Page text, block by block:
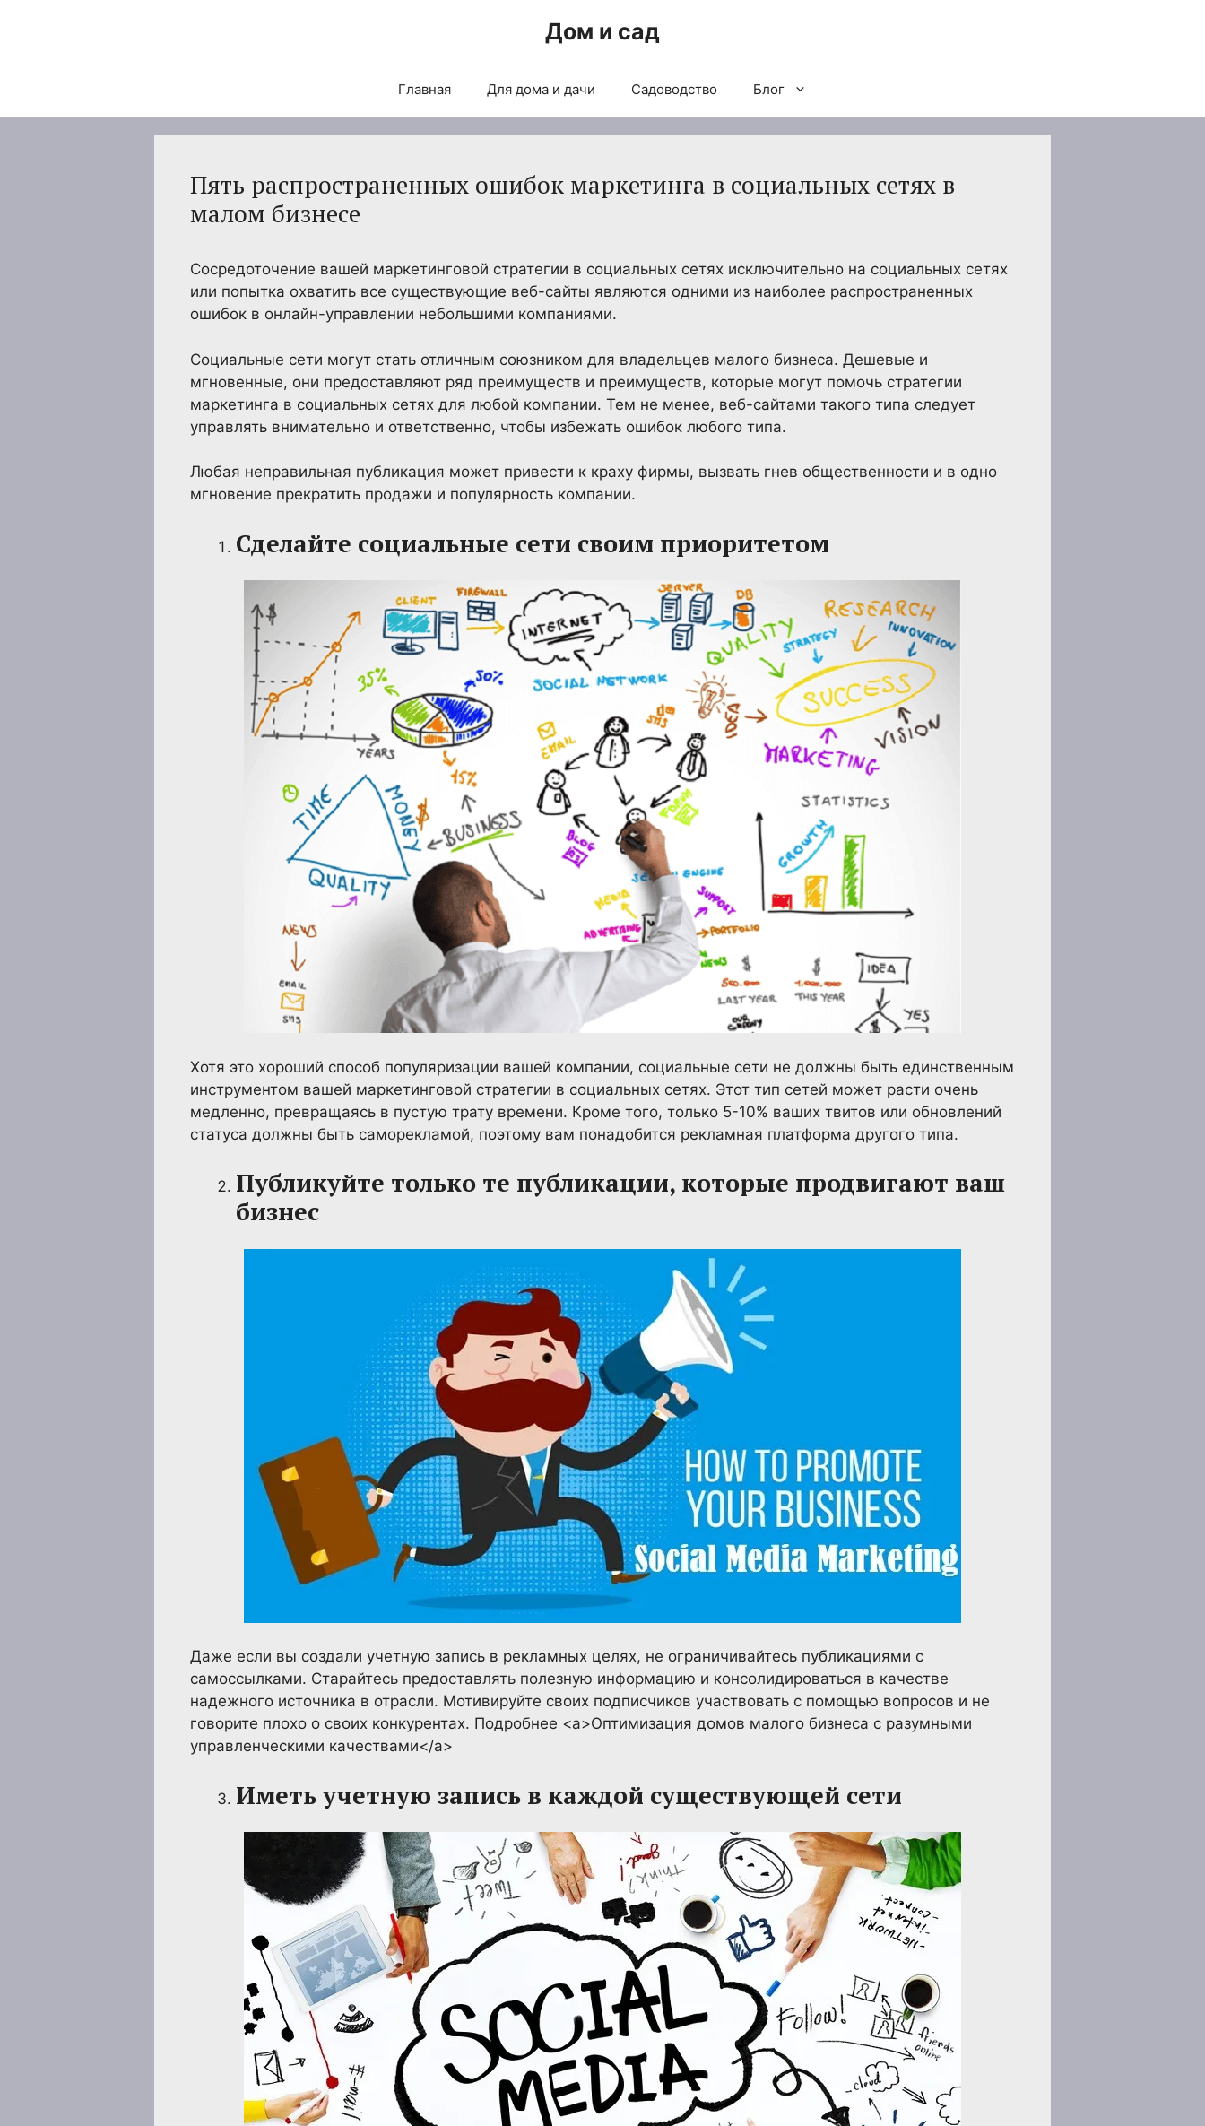
Дом и сад
Главная Для дома и дачи Садоводство Блог
Пять распространенных ошибок маркетинга в социальных сетях в
малом бизнесе
Сосредоточение вашей маркетинговой стратегии в социальных сетях исключительно на социальных сетях
или попытка охватить все существующие веб-сайты являются одними из наиболее распространенных
ошибок в онлайн-управлении небольшими компаниями.
Социальные сети могут стать отличным союзником для владельцев малого бизнеса. Дешевые и
мгновенные, они предоставляют ряд преимуществ и преимуществ, которые могут помочь стратегии
маркетинга в социальных сетях для любой компании. Тем не менее, веб-сайтами такого типа следует
управлять внимательно и ответственно, чтобы избежать ошибок любого типа.
Любая неправильная публикация может привести к краху фирмы, вызвать гнев общественности и в одно
мгновение прекратить продажи и популярность компании.
Сделайте социальные сети своим приоритетом
Хотя это хороший способ популяризации вашей компании, социальные сети не должны быть единственным
инструментом вашей маркетинговой стратегии в социальных сетях. Этот тип сетей может расти очень
медленно, превращаясь в пустую трату времени. Кроме того, только 5-10% ваших твитов или обновлений
статуса должны быть саморекламой, поэтому вам понадобится рекламная платформа другого типа.
Публикуйте только те публикации, которые продвигают ваш
бизнес
Даже если вы создали учетную запись в рекламных целях, не ограничивайтесь публикациями с
самоссылками. Старайтесь предоставлять полезную информацию и консолидироваться в качестве
надежного источника в отрасли. Мотивируйте своих подписчиков участвовать с помощью вопросов и не
говорите плохо о своих конкурентах. Подробнее <a>Оптимизация домов малого бизнеса с разумными
управленческими качествами</a>
Иметь учетную запись в каждой существующей сети